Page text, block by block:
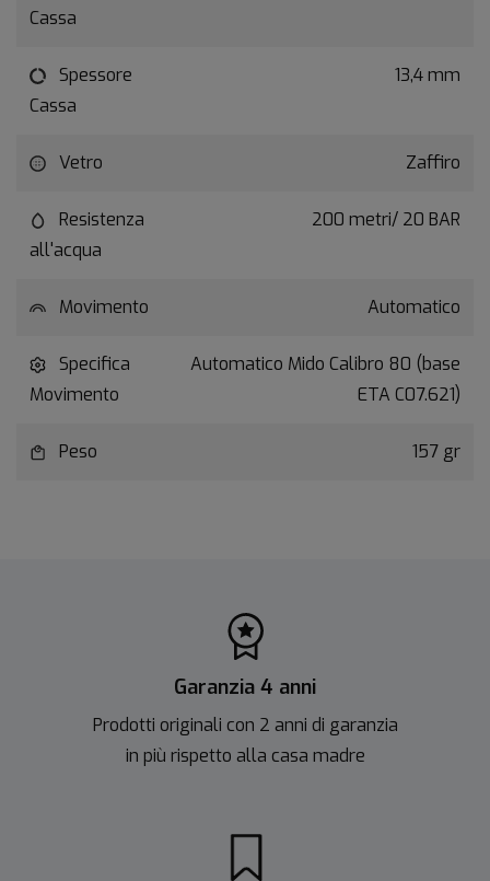
Cassa
Spessore
Cassa
13,4 mm
Vetro Zaffiro
Resistenza
all'acqua
200 metri/ 20 BAR
Movimento Automatico
Specifica
Movimento
Automatico Mido Calibro 80 (base
ETA C07.621)
Peso 157 gr
Garanzia 4 anni
Prodotti originali con 2 anni di garanzia
in più rispetto alla casa madre